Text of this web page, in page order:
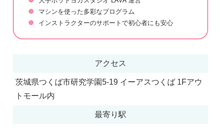
マシンを使った多彩なプログラム
インストラクターのサポートで初心者にも安心
アクセス
茨城県つくば市研究学園5-19 イーアスつくば 1Fアウ
トモール内
最寄り駅